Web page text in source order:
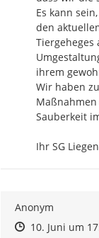
Es kann
den
ihrem
Wir haben
Sauberkeit
Ihr SG
Anonym
Zeitpunkt des
Zeitpunkt des
10. Juni um